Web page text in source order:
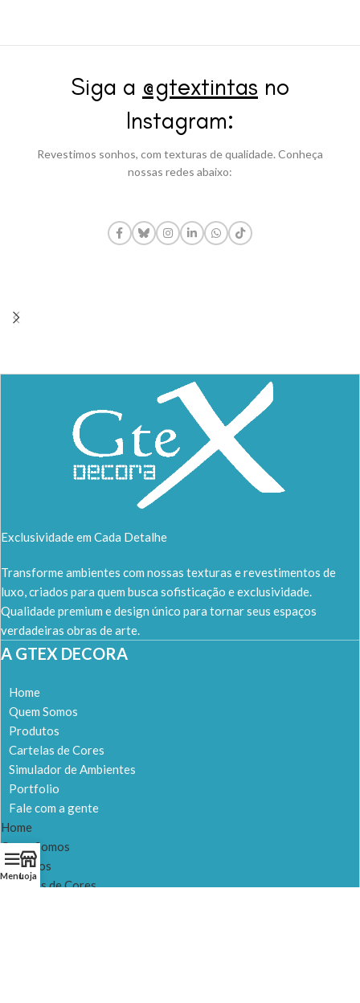
Siga a @gtextintas no
Instagram:
Revestimos sonhos, com texturas de qualidade. Conheça
nossas redes abaixo:
Exclusividade em Cada Detalhe
Transforme ambientes com nossas texturas e revestimentos de
luxo, criados para quem busca sofisticação e exclusividade.
Qualidade premium e design único para tornar seus espaços
verdadeiras obras de arte.
A GTEX DECORA
Home
Quem Somos
Produtos
Cartelas de Cores
Simulador de Ambientes
Portfolio
Fale com a gente
Home
Quem Somos
Produtos
Cartelas de Cores
MenuLoja